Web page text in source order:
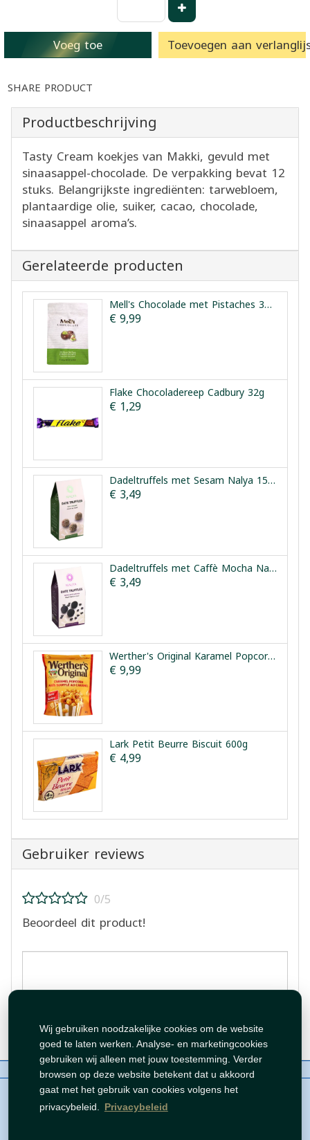
Wij gebruiken noodzakelijke cookies om de website
goed te laten werken. Analyse- en marketingcookies
gebruiken wij alleen met jouw toestemming. Verder
browsen op deze website betekent dat u akkoord
gaat met het gebruik van cookies volgens het
privacybeleid. Privacybeleid
Voeg toe Toevoegen aan
SHARE PRODUCT
Productbeschrijving
Tasty Cream koekjes van Makki, gevuld met
sinaasappel-chocolade. De verpakking bevat 12
stuks. Belangrijkste ingrediënten: tarwebloem,
plantaardige olie, suiker, cacao, chocolade,
sinaasappel aroma’s.
Gerelateerde producten
Mell's Chocolade met Pistaches 300g
€ 9,99
Flake Chocoladereep Cadbury 32g
€ 1,29
Dadeltruffels met Sesam Nalya 150g
€ 3,49
Dadeltruffels met Caffè Mocha Nalya 150g
€ 3,49
Werther's Original Karamel Popcorn Classic 624g
€ 9,99
Lark Petit Beurre Biscuit 600g
€ 4,99
Gebruiker reviews
0/5
Beoordeel dit product!
Beoordeling plaatsen
Over ons Beleid
WhatsAppen
auteursrechten©Tawfeer 2018-2026